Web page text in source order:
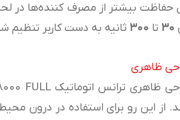
حفاظت بیشتر از مصرف کننده‌ها در
تا ۳۰۰ ثانیه به دست کاربر تنظیم
ظاهری
از این رو برای استفاده در درون